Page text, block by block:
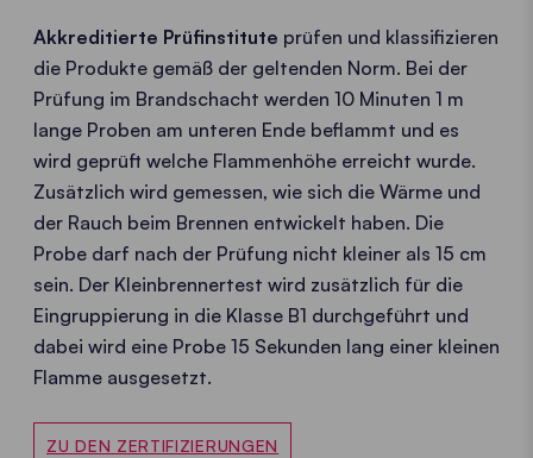
Akkreditierte Prüfinstitute prüfen und klassifizieren
die Produkte gemäß der geltenden Norm. Bei der
Prüfung im Brandschacht werden 10 Minuten 1 m
lange Proben am unteren Ende beflammt und es
wird geprüft welche Flammenhöhe erreicht wurde.
Zusätzlich wird gemessen, wie sich die Wärme und
der Rauch beim Brennen entwickelt haben. Die
Probe darf nach der Prüfung nicht kleiner als 15 cm
sein. Der Kleinbrennertest wird zusätzlich für die
Eingruppierung in die Klasse B1 durchgeführt und
dabei wird eine Probe 15 Sekunden lang einer kleinen
Flamme ausgesetzt.
ZU DEN ZERTIFIZIERUNGEN